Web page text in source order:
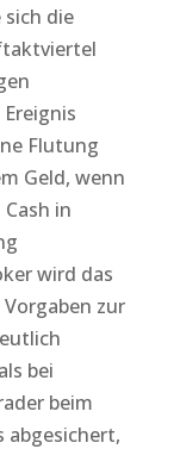
die
Flutung
Geld, wenn
in
wird das
zur
bei
beim
abgesichert,